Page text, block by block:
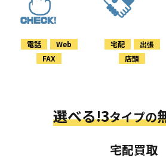
電話
Web
FAX
宅配
出張
店頭
選べる!3タイプの
宅配買取